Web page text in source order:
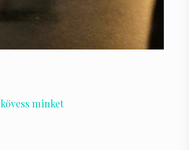
kövess minket